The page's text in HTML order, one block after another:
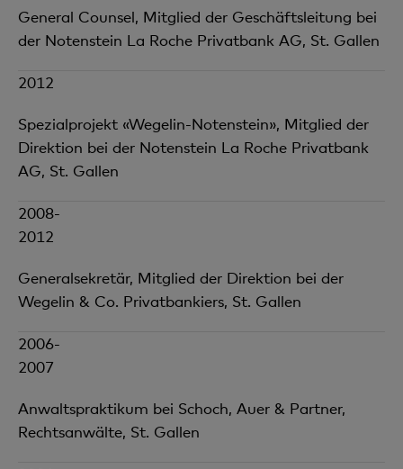
General Counsel, Mitglied der Geschäftsleitung bei
der Notenstein La Roche Privatbank AG, St. Gallen
2012
Spezialprojekt «Wegelin-Notenstein», Mitglied der
Direktion bei der Notenstein La Roche Privatbank
AG, St. Gallen
2008-
2012
Generalsekretär, Mitglied der Direktion bei der
Wegelin & Co. Privatbankiers, St. Gallen
2006-
2007
Anwaltspraktikum bei Schoch, Auer & Partner,
Rechtsanwälte, St. Gallen